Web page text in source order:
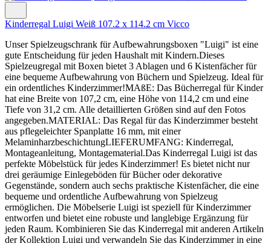
Kinderregal Luigi Weiß 107.2 x 114.2 cm Vicco
Unser Spielzeugschrank für Aufbewahrungsboxen "Luigi" ist eine
gute Entscheidung für jeden Haushalt mit Kindern.Dieses
Spielzeugregal mit Boxen bietet 3 Ablagen und 6 Kistenfächer für
eine bequeme Aufbewahrung von Büchern und Spielzeug. Ideal für
ein ordentliches Kinderzimmer!MAßE: Das Bücherregal für Kinder
hat eine Breite von 107,2 cm, eine Höhe von 114,2 cm und eine
Tiefe von 31,2 cm. Alle detaillierten Größen sind auf den Fotos
angegeben.MATERIAL: Das Regal für das Kinderzimmer besteht
aus pflegeleichter Spanplatte 16 mm, mit einer
MelaminharzbeschichtungLIEFERUMFANG: Kinderregal,
Montageanleitung, Montagematerial.Das Kinderregal Luigi ist das
perfekte Möbelstück für jedes Kinderzimmer! Es bietet nicht nur
drei geräumige Einlegeböden für Bücher oder dekorative
Gegenstände, sondern auch sechs praktische Kistenfächer, die eine
bequeme und ordentliche Aufbewahrung von Spielzeug
ermöglichen. Die Möbelserie Luigi ist speziell für Kinderzimmer
entworfen und bietet eine robuste und langlebige Ergänzung für
jeden Raum. Kombinieren Sie das Kinderregal mit anderen Artikeln
der Kollektion Luigi und verwandeln Sie das Kinderzimmer in eine